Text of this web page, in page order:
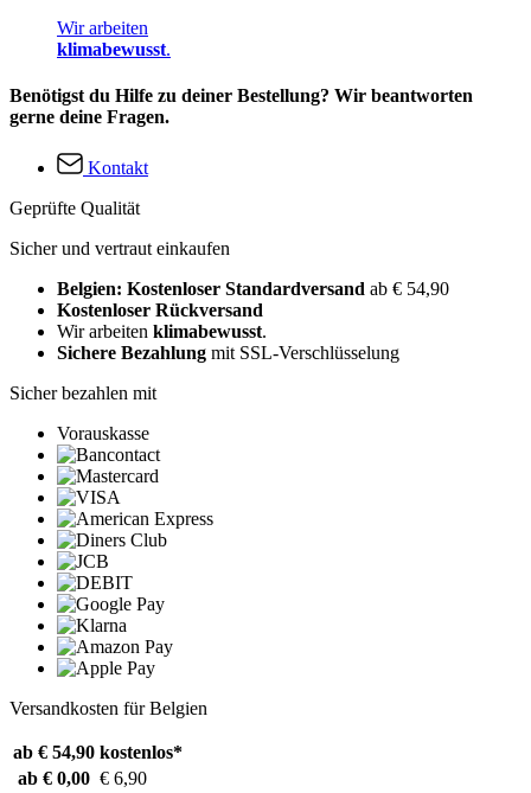
Wir arbeiten
klimabewusst.
Benötigst du Hilfe zu deiner Bestellung? Wir beantworten
gerne deine Fragen.
Kontakt
Geprüfte Qualität
Sicher und vertraut einkaufen
Belgien: Kostenloser Standardversand ab € 54,90
Kostenloser Rückversand
Wir arbeiten klimabewusst.
Sichere Bezahlung mit SSL-Verschlüsselung
Sicher bezahlen mit
Vorauskasse
Versandkosten für Belgien
ab € 54,90 kostenlos*
ab € 0,00 € 6,90